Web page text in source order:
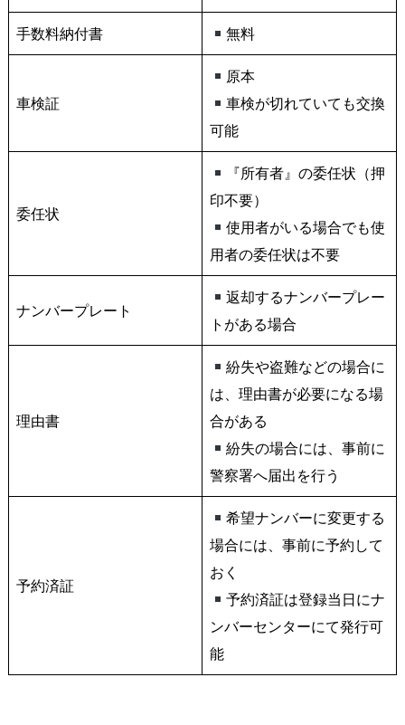
手数料納付書 無料
車検証
原本
車検が切れていても交換
可能
委任状
『所有者』の委任状（押
印不要）
使用者がいる場合でも使
用者の委任状は不要
ナンバープレート
返却するナンバープレー
トがある場合
理由書
紛失や盗難などの場合に
は、理由書が必要になる場
合がある
紛失の場合には、事前に
警察署へ届出を行う
予約済証
希望ナンバーに変更する
場合には、事前に予約して
おく
予約済証は登録当日にナ
ンバーセンターにて発行可
能